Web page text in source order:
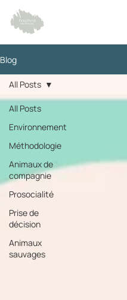
Blog
All Posts
Environnement
Méthodologie
Animaux de
compagnie
Prosocialité
Prise de
décision
Animaux
sauvages
All Posts